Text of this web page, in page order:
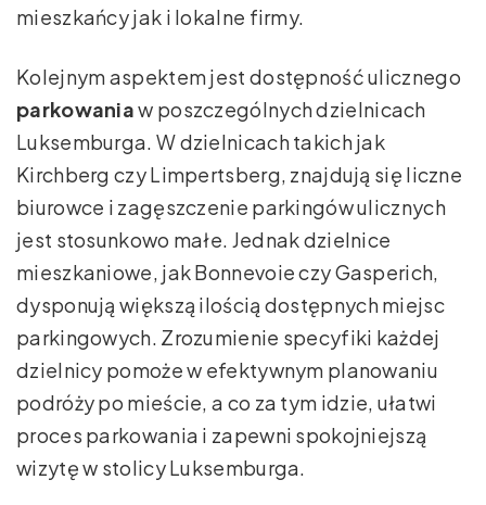
mieszkańcy jak i lokalne firmy.
Kolejnym aspektem jest dostępność ulicznego
parkowaniaw poszczególnych dzielnicach
Luksemburga. W dzielnicach takich jak
Kirchberg czy Limpertsberg, znajdują się liczne
biurowce i zagęszczenie parkingów ulicznych
jest stosunkowo małe. Jednak dzielnice
mieszkaniowe, jak Bonnevoie czy Gasperich,
dysponują większą ilością dostępnych miejsc
parkingowych. Zrozumienie specyfiki każdej
dzielnicy pomoże w efektywnym planowaniu
podróży po mieście, a co za tym idzie, ułatwi
proces parkowania i zapewni spokojniejszą
wizytę w stolicy Luksemburga.